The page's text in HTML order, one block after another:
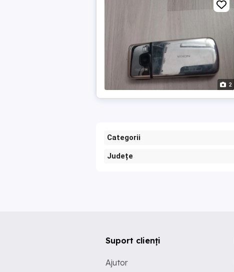
2
Categorii
Județe
Suport clienți
Ajutor